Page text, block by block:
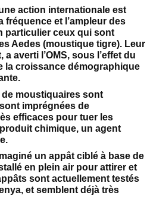
action internationale est
et l’ampleur des
particulier ceux qui sont
Aedes (moustique tigre). Leur
averti l’OMS, sous l’effet du
la croissance démographique
moustiquaires sont
imprégnées de
efficaces pour tuer les
chimique, un agent
un appât ciblé à base de
en plein air pour attirer et
sont actuellement testés
et semblent déjà très